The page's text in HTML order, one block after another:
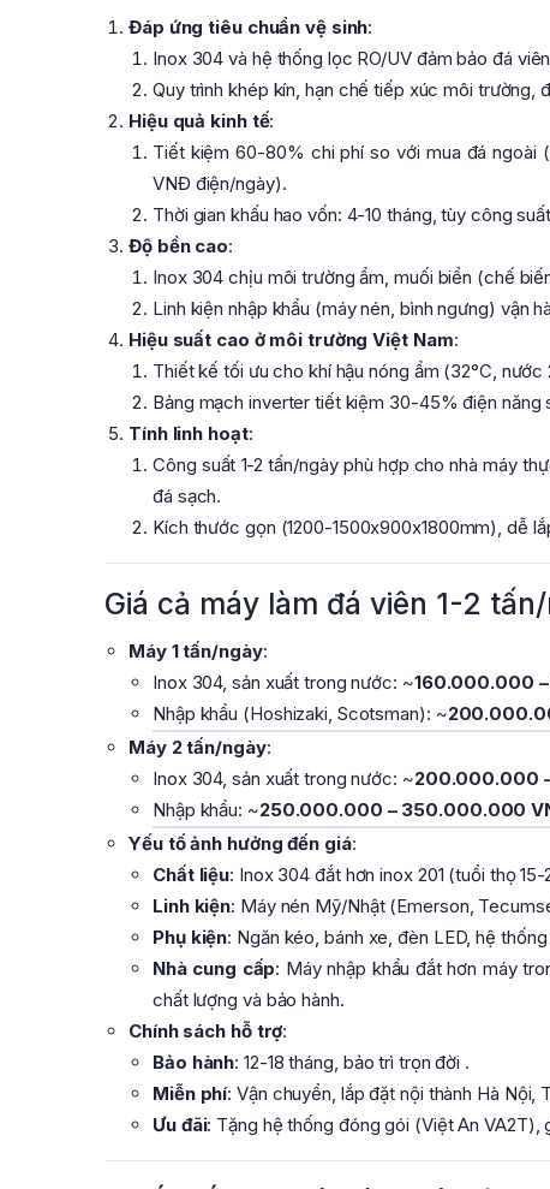
Đáp ứng tiêu chuẩn vệ sinh:
Inox 304 và hệ thống lọc RO/UV đảm bảo đá
Quy trình khép kín, hạn chế tiếp xúc môi trường,
Hiệu quả kinh tế:
Tiết kiệm 60-80% chi phí so với mua đá ngoài
VNĐ điện/ngày).
Thời gian khấu hao vốn: 4-10 tháng, tùy công
Độ bền cao:
Inox 304 chịu môi trường ẩm, muối biển (chế
Linh kiện nhập khẩu (máy nén, bình ngưng) vận
Hiệu suất cao ở môi trường Việt Nam:
Thiết kế tối ưu cho khí hậu nóng ẩm (32°C,
Bảng mạch inverter tiết kiệm 30-45% điện năng
Tính linh hoạt:
Công suất 1-2 tấn/ngày phù hợp cho nhà máy
đá sạch.
Kích thước gọn (1200-1500x900x1800mm), dễ
Giá cả máy làm đá viên 1-2
Máy 1 tấn/ngày:
Inox 304, sản xuất trong nước: ~160.000.000
Nhập khẩu (Hoshizaki, Scotsman): ~
Máy 2 tấn/ngày:
Inox 304, sản xuất trong nước: ~200.000.000
Nhập khẩu: ~250.000.000 – 350.000.000
Yếu tố ảnh hưởng đến giá:
Chất liệu: Inox 304 đắt hơn inox 201 (tuổi thọ
Linh kiện: Máy nén Mỹ/Nhật (Emerson,
Phụ kiện: Ngăn kéo, bánh xe, đèn LED, hệ
Nhà cung cấp: Máy nhập khẩu đắt hơn máy
chất lượng và bảo hành.
Chính sách hỗ trợ:
Bảo hành: 12-18 tháng, bảo trì trọn đời .
Miễn phí: Vận chuyển, lắp đặt nội thành Hà
Ưu đãi: Tặng hệ thống đóng gói (Việt An